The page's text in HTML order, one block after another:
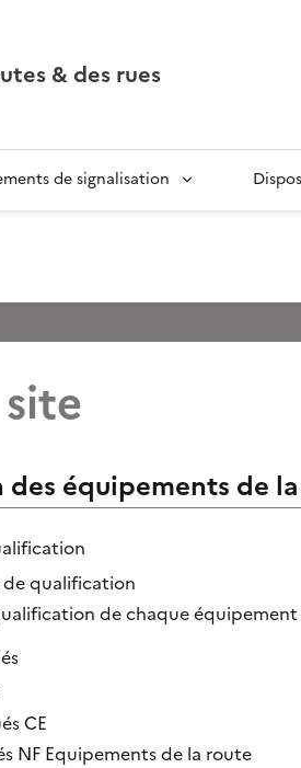
& des rues
de signalisation
équipements de
de qualification
de chaque équipement
CE
NF Equipements de la route